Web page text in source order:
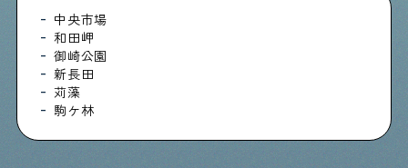
中央市場
和田岬
御崎公園
新長田
苅藻
駒ケ林